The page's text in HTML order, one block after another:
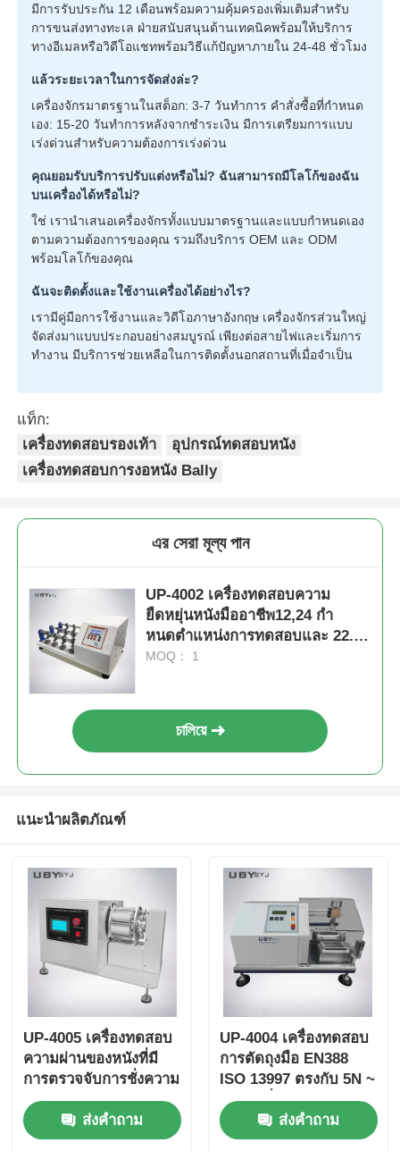
มีการรับประกัน 12 เดือนพร้อมความคุ้มครองเพิ่มเติมสำหรับ
การขนส่งทางทะเล ฝ่ายสนับสนุนด้านเทคนิคพร้อมให้บริการ
ทางอีเมลหรือวิดีโอแชทพร้อมวิธีแก้ปัญหาภายใน 24-48 ชั่วโมง
แล้วระยะเวลาในการจัดส่งล่ะ?
เครื่องจักรมาตรฐานในสต็อก: 3-7 วันทำการ คำสั่งซื้อที่กำหนด
เอง: 15-20 วันทำการหลังจากชำระเงิน มีการเตรียมการแบบ
เร่งด่วนสำหรับความต้องการเร่งด่วน
คุณยอมรับบริการปรับแต่งหรือไม่? ฉันสามารถมีโลโก้ของฉัน
บนเครื่องได้หรือไม่?
ใช่ เรานำเสนอเครื่องจักรทั้งแบบมาตรฐานและแบบกำหนดเอง
ตามความต้องการของคุณ รวมถึงบริการ OEM และ ODM
พร้อมโลโก้ของคุณ
ฉันจะติดตั้งและใช้งานเครื่องได้อย่างไร?
เรามีคู่มือการใช้งานและวิดีโอภาษาอังกฤษ เครื่องจักรส่วนใหญ่
จัดส่งมาแบบประกอบอย่างสมบูรณ์ เพียงต่อสายไฟและเริ่มการ
ทำงาน มีบริการช่วยเหลือในการติดตั้งนอกสถานที่เมื่อจำเป็น
แท็ก:
เครื่องทดสอบรองเท้า
อุปกรณ์ทดสอบหนัง
เครื่องทดสอบการงอหนัง Bally
এর সেরা মূল্য পান
UP-4002 เครื่องทดสอบความ
ยืดหยุ่นหนังมืออาชีพ12,24 กํา
หนดตําแหน่งการทดสอบและ 22.5
° ± 0.5 ° มุมบิดสําหรับ 70 ± 5 x 45
MOQ： 1
চালিয়ে
แนะนำผลิตภัณฑ์
UP-4005 เครื่องทดสอบ
ความผ่านของหนังที่มี
การตรวจจับการชั่งความ
ละเอียดและการควบคุม
ความชื้นและอุณหภูมิ
แบบคงที่สําหรับอุปกรณ์
ส่งคำถาม
UP-4004 เครื่องทดสอบ
การตัดถุงมือ EN388
ISO 13997 ตรงกับ 5N ~
50N เครื่องตรวจสอบ
ภาระที่ปรับและเซ็นเซอร์
ความดันแม่นยํา
ส่งคำถาม